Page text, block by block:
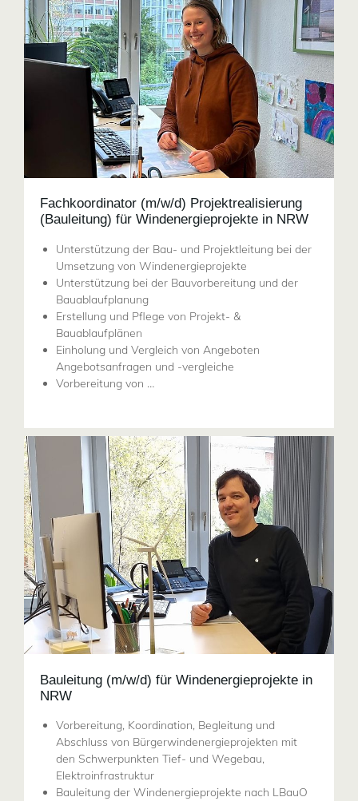
Fachkoordinator (m/w/d) Projektrealisierung
(Bauleitung) für Windenergieprojekte in NRW
Unterstützung der Bau- und Projektleitung bei der
Umsetzung von Windenergieprojekte
Unterstützung bei der Bauvorbereitung und der
Bauablaufplanung
Erstellung und Pflege von Projekt- &
Bauablaufplänen
Einholung und Vergleich von Angeboten
Angebotsanfragen und -vergleiche
Vorbereitung von …
Bauleitung (m/w/d) für Windenergieprojekte in
NRW
Vorbereitung, Koordination, Begleitung und
Abschluss von Bürgerwindenergieprojekten mit
den Schwerpunkten Tief- und Wegebau,
Elektroinfrastruktur
Bauleitung der Windenergieprojekte nach LBauO